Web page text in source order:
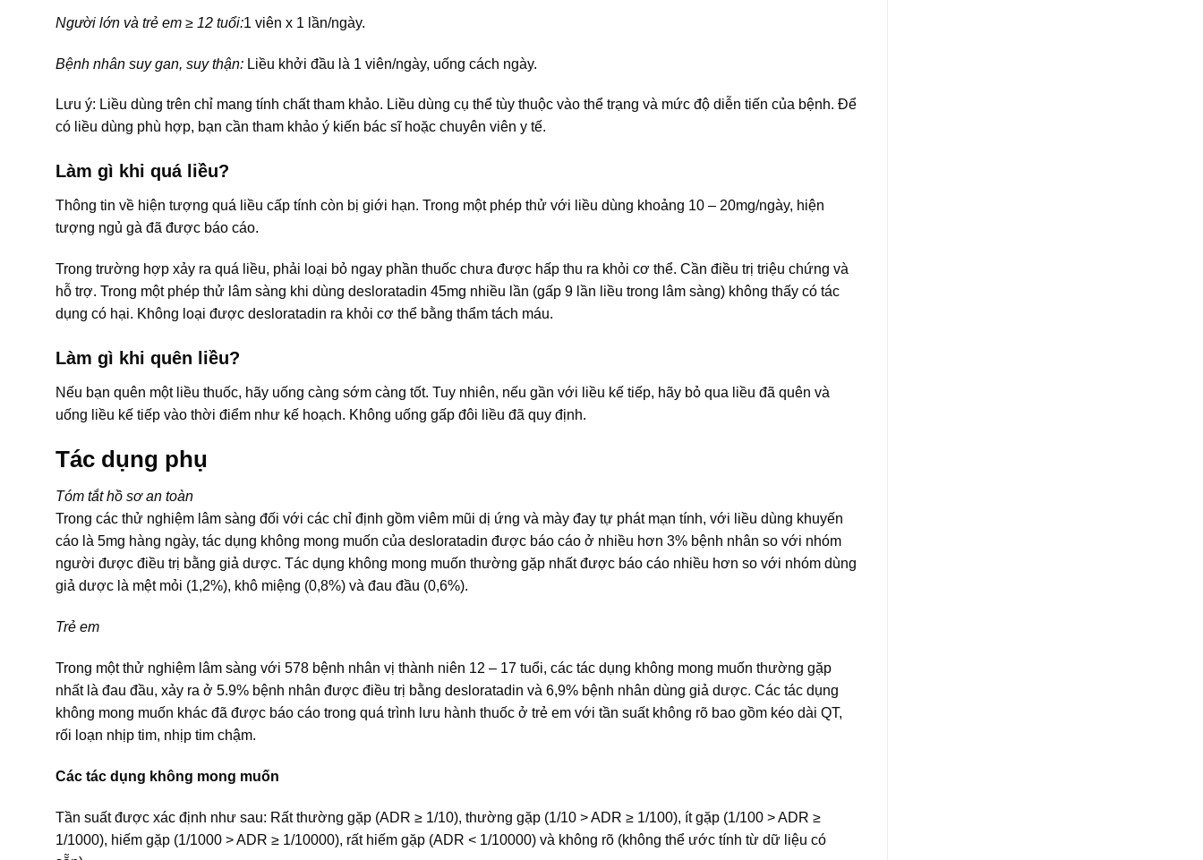
Người lớn và trẻ em ≥ 12 tuổi:1 viên x 1 lần/ngày.
Bệnh nhân suy gan, suy thận: Liều khởi đầu là 1 viên/ngày, uống cách ngày.
Lưu ý: Liều dùng trên chỉ mang tính chất tham khảo. Liều dùng cụ thể tùy thuộc vào thể trạng và mức độ diễn tiến của bệnh. Để
có liều dùng phù hợp, bạn cần tham khảo ý kiến bác sĩ hoặc chuyên viên y tế.
Làm gì khi quá liều?
Thông tin về hiện tượng quá liều cấp tính còn bị giới hạn. Trong một phép thử với liều dùng khoảng 10 – 20mg/ngày, hiện
tượng ngủ gà đã được báo cáo.
Trong trường hợp xảy ra quá liều, phải loại bỏ ngay phần thuốc chưa được hấp thu ra khỏi cơ thể. Cần điều trị triệu chứng và
hỗ trợ. Trong một phép thử lâm sàng khi dùng desloratadin 45mg nhiều lần (gấp 9 lần liều trong lâm sàng) không thấy có tác
dụng có hại. Không loại được desloratadin ra khỏi cơ thể bằng thẩm tách máu.
Làm gì khi quên liều?
Nếu bạn quên một liều thuốc, hãy uống càng sớm càng tốt. Tuy nhiên, nếu gần với liều kế tiếp, hãy bỏ qua liều đã quên và
uống liều kế tiếp vào thời điểm như kế hoạch. Không uống gấp đôi liều đã quy định.
Tác dụng phụ
Tóm tắt hồ sơ an toàn
Trong các thử nghiệm lâm sàng đối với các chỉ định gồm viêm mũi dị ứng và mày đay tự phát mạn tính, với liều dùng khuyến
cáo là 5mg hàng ngày, tác dụng không mong muốn của desloratadin được báo cáo ở nhiều hơn 3% bệnh nhân so với nhóm
người được điều trị bằng giả dược. Tác dụng không mong muốn thường gặp nhất được báo cáo nhiều hơn so với nhóm dùng
giả dược là mệt mỏi (1,2%), khô miệng (0,8%) và đau đầu (0,6%).
Trẻ em
Trong một thử nghiệm lâm sàng với 578 bệnh nhân vị thành niên 12 – 17 tuổi, các tác dụng không mong muốn thường gặp
nhất là đau đầu, xảy ra ở 5.9% bệnh nhân được điều trị bằng desloratadin và 6,9% bệnh nhân dùng giả dược. Các tác dụng
không mong muốn khác đã được báo cáo trong quá trình lưu hành thuốc ở trẻ em với tần suất không rõ bao gồm kéo dài QT,
rối loạn nhịp tim, nhịp tim chậm.
Các tác dụng không mong muốn
Tần suất được xác định như sau: Rất thường gặp (ADR ≥ 1/10), thường gặp (1/10 > ADR ≥ 1/100), ít gặp (1/100 > ADR ≥
1/1000), hiếm gặp (1/1000 > ADR ≥ 1/10000), rất hiếm gặp (ADR < 1/10000) và không rõ (không thể ước tính từ dữ liệu có